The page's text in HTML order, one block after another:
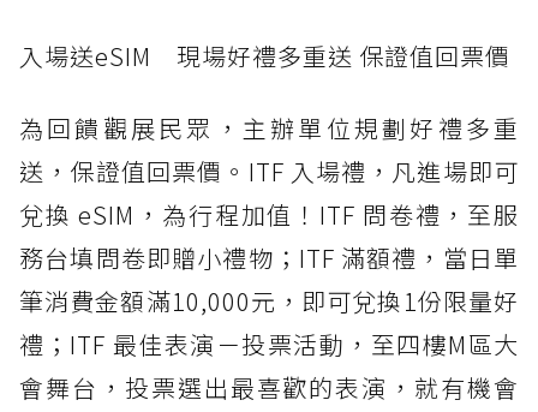
入場送eSIM 現場好禮多重送 保證值回票價
為回饋觀展民眾，主辦單位規劃好禮多重
送，保證值回票價。ITF 入場禮，凡進場即可
兌換 eSIM，為行程加值！ITF 問卷禮，至服
務台填問卷即贈小禮物；ITF 滿額禮，當日單
筆消費金額滿10,000元，即可兌換1份限量好
禮；ITF 最佳表演－投票活動，至四樓M區大
會舞台，投票選出最喜歡的表演，就有機會